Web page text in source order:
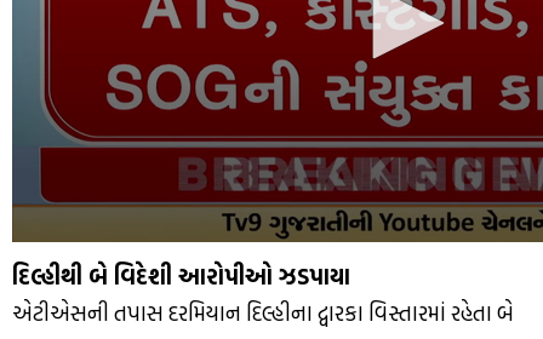
દિલ્હીથી બે વિદેશી આરોપીઓ ઝડપાયા
એટીએસની તપાસ દરમિયાન દિલ્હીના દ્વારકા વિસ્તારમાં રહેતા બે